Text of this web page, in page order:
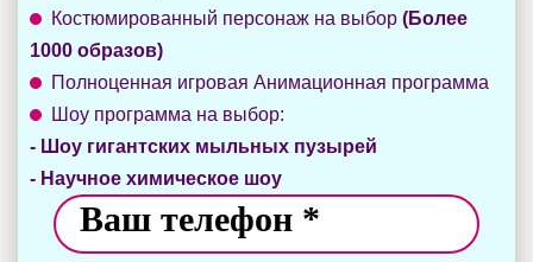
Костюмированный персонаж на выбор (Более
1000 образов)
Полноценная игровая Анимационная программа
Шоу программа на выбор:
- Шоу гигантских мыльных пузырей
- Научное химическое шоу